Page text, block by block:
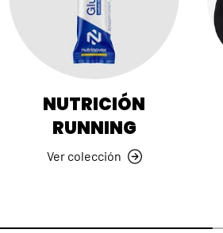
NUTRICIÓN
RUNNING
Ver colección